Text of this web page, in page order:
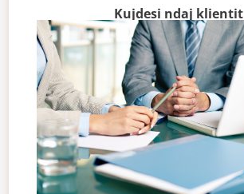
Kujdesi ndaj klientit